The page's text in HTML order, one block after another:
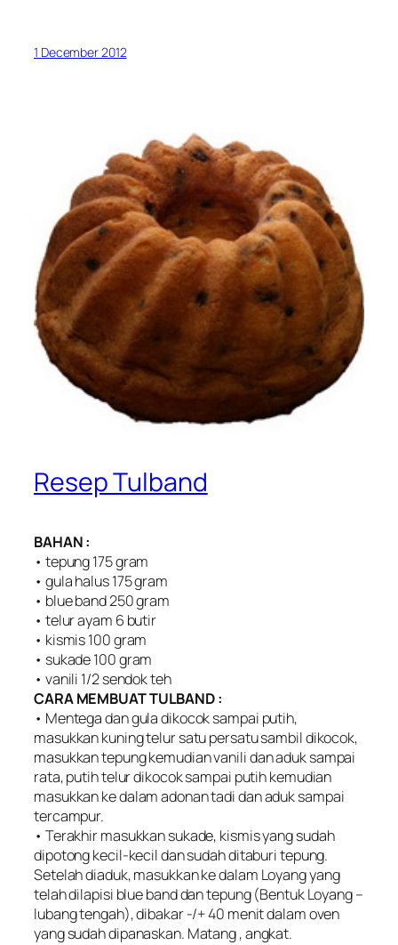
1 December 2012
Resep Tulband
BAHAN :
• tepung 175 gram
• gula halus 175 gram
• blue band 250 gram
• telur ayam 6 butir
• kismis 100 gram
• sukade 100 gram
• vanili 1/2 sendok teh
CARA MEMBUAT TULBAND :
• Mentega dan gula dikocok sampai putih,
masukkan kuning telur satu persatu sambil dikocok,
masukkan tepung kemudian vanili dan aduk sampai
rata, putih telur dikocok sampai putih kemudian
masukkan ke dalam adonan tadi dan aduk sampai
tercampur.
• Terakhir masukkan sukade, kismis yang sudah
dipotong kecil-kecil dan sudah ditaburi tepung.
Setelah diaduk, masukkan ke dalam Loyang yang
telah dilapisi blue band dan tepung (Bentuk Loyang –
lubang tengah), dibakar -/+ 40 menit dalam oven
yang sudah dipanaskan. Matang , angkat.